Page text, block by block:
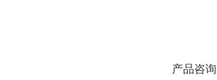
产品咨询